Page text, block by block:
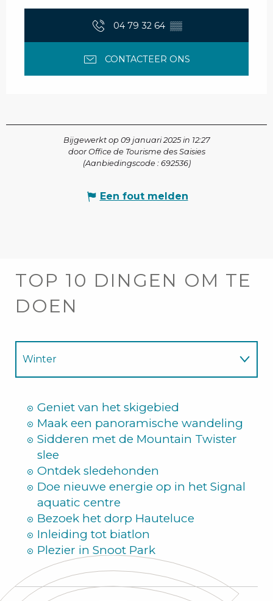
04 79 32 64 ▒▒
CONTACTEER ONS
Bijgewerkt op 09 januari 2025 in 12:27
door Office de Tourisme des Saisies
(Aanbiedingscode : 692536)
Een fout melden
TOP 10 DINGEN OM TE
DOEN
Winter
Geniet van het skigebied
Maak een panoramische wandeling
Sidderen met de Mountain Twister
slee
Ontdek sledehonden
Doe nieuwe energie op in het Signal
aquatic centre
Bezoek het dorp Hauteluce
Inleiding tot biatlon
Plezier in Snoot Park